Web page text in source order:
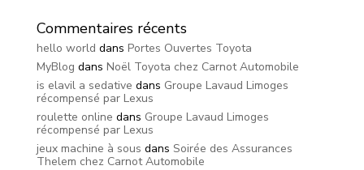
Commentaires récents
hello world dans Portes Ouvertes Toyota
MyBlog dans Noël Toyota chez Carnot Automobile
is elavil a sedative dans Groupe Lavaud Limoges
récompensé par Lexus
roulette online dans Groupe Lavaud Limoges
récompensé par Lexus
jeux machine à sous dans Soirée des Assurances
Thelem chez Carnot Automobile